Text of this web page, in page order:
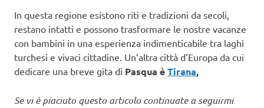
In questa regione esistono riti e tradizioni da secoli,
restano intatti e possono trasformare le nostre vacanze
con bambini in una esperienza indimenticabile tra laghi
turchesi e vivaci cittadine. Un’altra città d’Europa da cui
dedicare una breve gita di Pasqua èTirana,
Se vi è piaciuto questo articolo continuate a seguirmi